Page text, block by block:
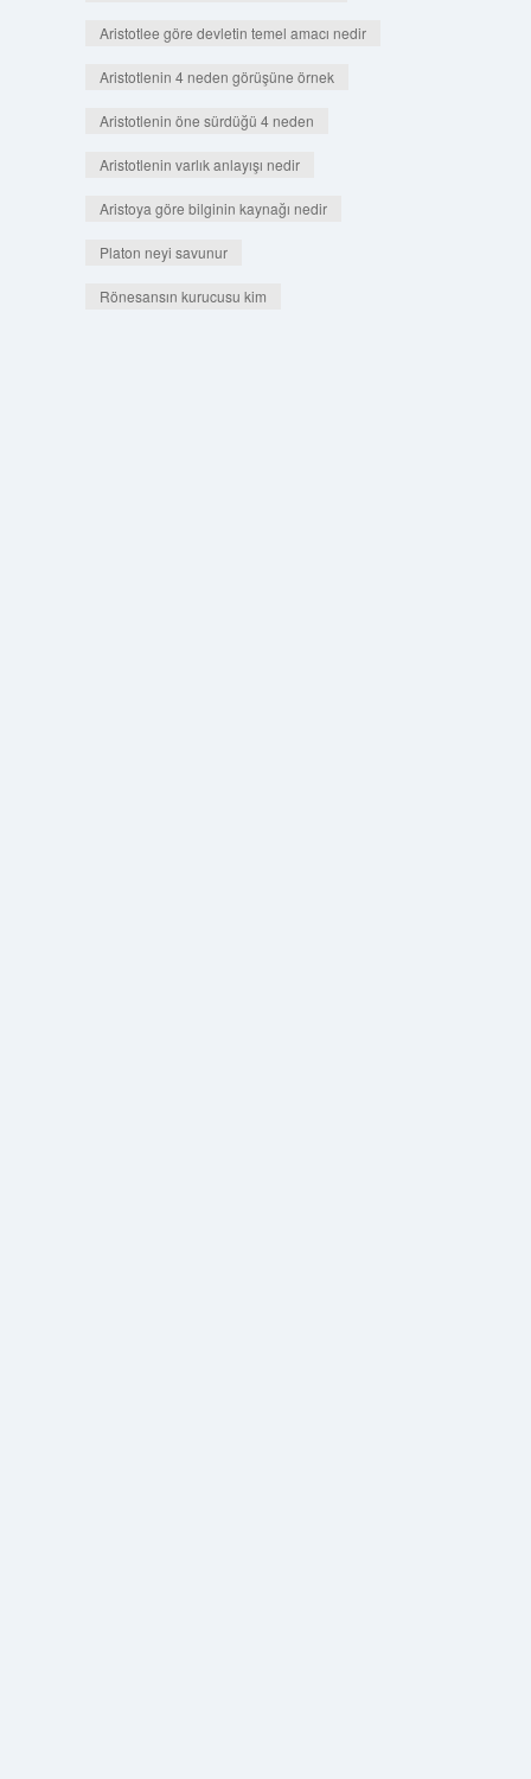
Aristotlee göre devletin temel amacı nedir
Aristotlenin 4 neden görüşüne örnek
Aristotlenin öne sürdüğü 4 neden
Aristotlenin varlık anlayışı nedir
Aristoya göre bilginin kaynağı nedir
Platon neyi savunur
Rönesansın kurucusu kim